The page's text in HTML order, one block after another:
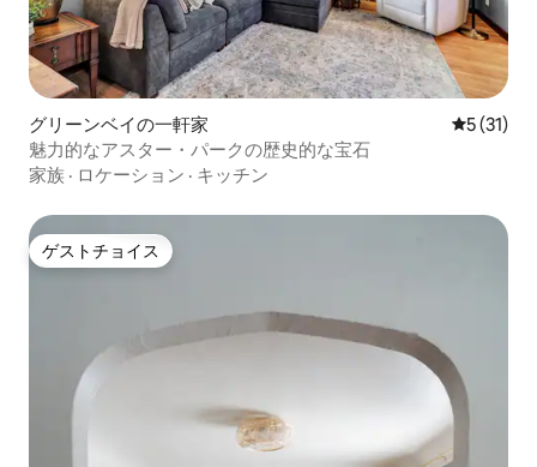
グリーンベイの一軒家 レビュー
5 (31)
魅力的なアスター・パークの歴史的な宝石
家族 · ロケーション · キッチン
ゲストチョイス
ゲストチョイス